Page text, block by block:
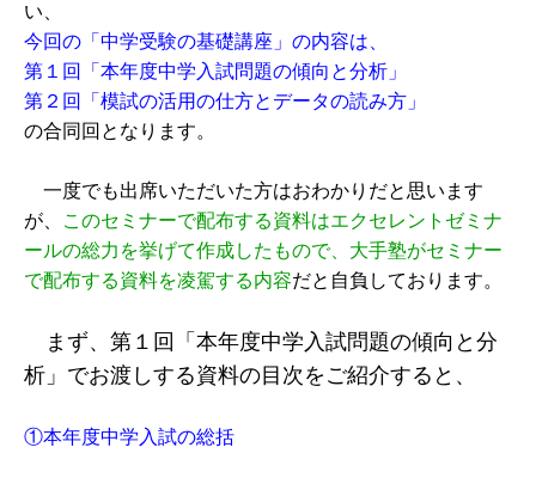
い、
今回の「中学受験の基礎講座」の内容は、
第１回「本年度中学入試問題の傾向と分析」
第２回「模試の活用の仕方とデータの読み方」
の合同回となります。
一度でも出席いただいた方はおわかりだと思います
が、
このセミナーで配布する資料はエクセレントゼミナ
ールの総力を挙げて作成したもので、大手塾がセミナー
で配布する資料を凌駕する内容だと自負しております。
まず、第１回「本年度中学入試問題の傾向と分
析」でお渡しする資料の目次をご紹介すると、
①本年度中学入試の総括